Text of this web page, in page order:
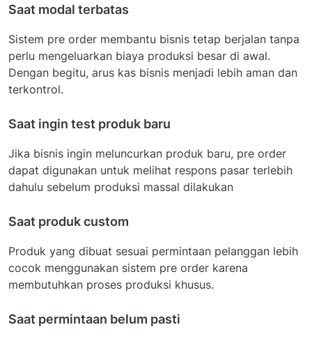
Saat modal terbatas
Sistem pre order membantu bisnis tetap berjalan tanpa
perlu mengeluarkan biaya produksi besar di awal.
Dengan begitu, arus kas bisnis menjadi lebih aman dan
terkontrol.
Saat ingin test produk baru
Jika bisnis ingin meluncurkan produk baru, pre order
dapat digunakan untuk melihat respons pasar terlebih
dahulu sebelum produksi massal dilakukan
Saat produk custom
Produk yang dibuat sesuai permintaan pelanggan lebih
cocok menggunakan sistem pre order karena
membutuhkan proses produksi khusus.
Saat permintaan belum pasti